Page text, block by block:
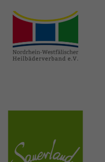
heilbaeder.de
sauerland.co
m